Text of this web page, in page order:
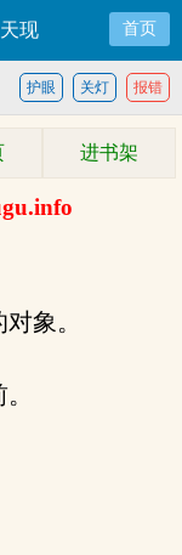
现 首页
报错
关灯
护眼
进书架
象。